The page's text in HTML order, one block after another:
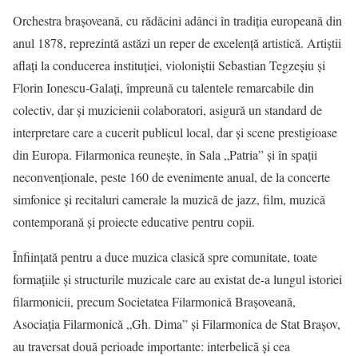
Orchestra brașoveană, cu rădăcini adânci în tradiția europeană din
anul 1878, reprezintă astăzi un reper de excelență artistică. Artiștii
aflați la conducerea instituției, violoniștii Sebastian Tegzeșiu și
Florin Ionescu‑Galați, împreună cu talentele remarcabile din
colectiv, dar și muzicienii colaboratori, asigură un standard de
interpretare care a cucerit publicul local, dar și scene prestigioase
din Europa. Filarmonica reunește, în Sala „Patria” și în spații
neconvenționale, peste 160 de evenimente anual, de la concerte
simfonice și recitaluri camerale la muzică de jazz, film, muzică
contemporană și proiecte educative pentru copii.
Înființată pentru a duce muzica clasică spre comunitate, toate
formațiile și structurile muzicale care au existat de-a lungul istoriei
filarmonicii, precum Societatea Filarmonică Brașoveană,
Asociația Filarmonică „Gh. Dima” și Filarmonica de Stat Brașov,
au traversat două perioade importante: interbelică și cea